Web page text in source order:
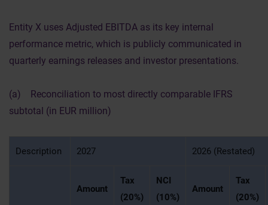
Entity X uses Adjusted EBITDA as its key internal
performance metric, which is publicly communicated in
quarterly earnings releases and investor presentations.
(a) Reconciliation to most directly comparable IFRS
subtotal (in EUR million)
Description 2027 2026 (Restated)
Amount
Tax
(20%)
NCI
(10%)
Amount
Tax
(20%)